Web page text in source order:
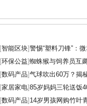
[智能区块]警惕“塑料刀锋”：
[环保公益]蜘蛛猴与饲养员互
[数码产品]气球吹出60万？揭
[家居家电]85岁妈妈三轮送饭
[数码产品] 14岁男孩网购竹叶